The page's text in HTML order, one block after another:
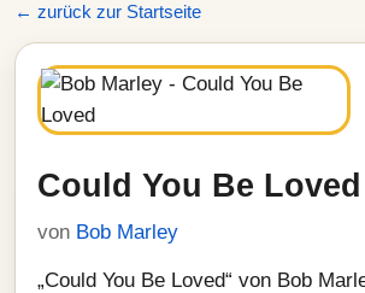
← zurück zur Startseite
Could You Be Loved
von Bob Marley
„Could You Be Loved“ von Bob